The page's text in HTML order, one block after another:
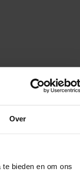
Over
bieden en om ons